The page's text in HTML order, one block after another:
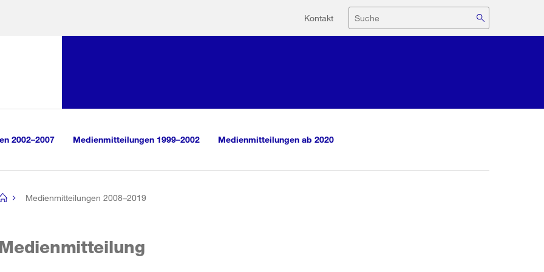
Hilfsnavigation
Kontakt Suche
2002–2007 Medienmitteilungen 1999–2002 Medienmitteilungen ab 2020
Medienmitteilungen 2008–2019